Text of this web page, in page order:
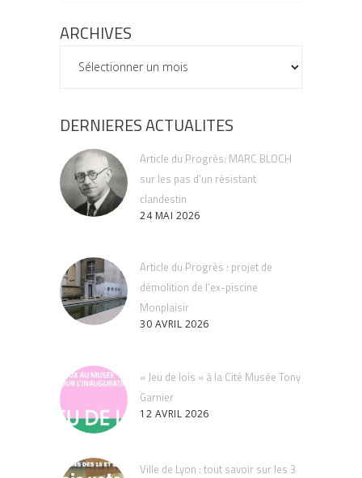
ARCHIVES
ARCHIVES
DERNIERES ACTUALITES
Article du Progrès: MARC BLOCH
sur les pas d’un résistant
clandestin
24 MAI 2026
Article du Progrès : projet de
démolition de l’ex-piscine
Monplaisir
30 AVRIL 2026
« Jeu de lois » à la Cité Musée Tony
Garnier
12 AVRIL 2026
Ville de Lyon : tout savoir sur les 3